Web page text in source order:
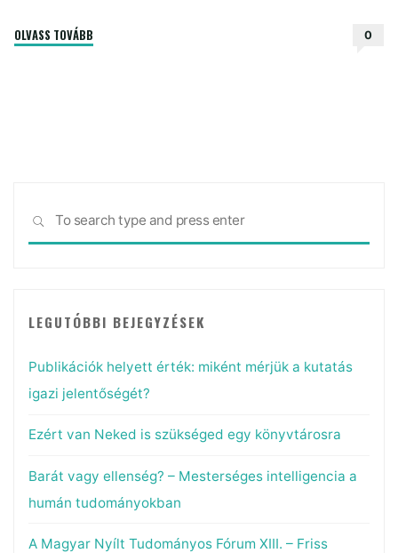
OLVASS TOVÁBB 0
SEARCH
LEGUTÓBBI BEJEGYZÉSEK
Publikációk helyett érték: miként mérjük a kutatás
igazi jelentőségét?
Ezért van Neked is szükséged egy könyvtárosra
Barát vagy ellenség? – Mesterséges intelligencia a
humán tudományokban
A Magyar Nyílt Tudományos Fórum XIII. – Friss